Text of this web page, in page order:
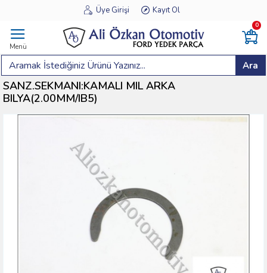
Üye Girişi Kayıt Ol
Menü
0
Ara
SANZ.SEKMANI:KAMALI MIL ARKA
BILYA(2.00MM/IB5)